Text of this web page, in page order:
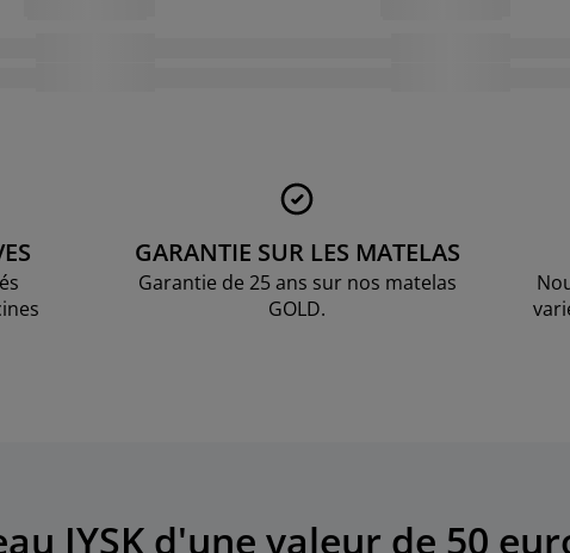
GARANTIE SUR LES MATELAS
Garantie de 25 ans sur nos matelas
GOLD.
JYSK d'une valeur de 50